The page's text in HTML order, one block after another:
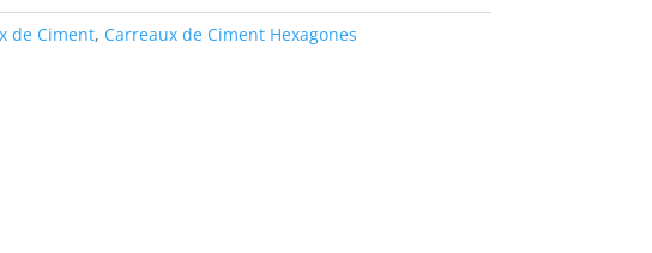
de Ciment, Carreaux de Ciment Hexagones